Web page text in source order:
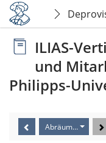
ILIAS-
und
Philipps-
Abräumen alter